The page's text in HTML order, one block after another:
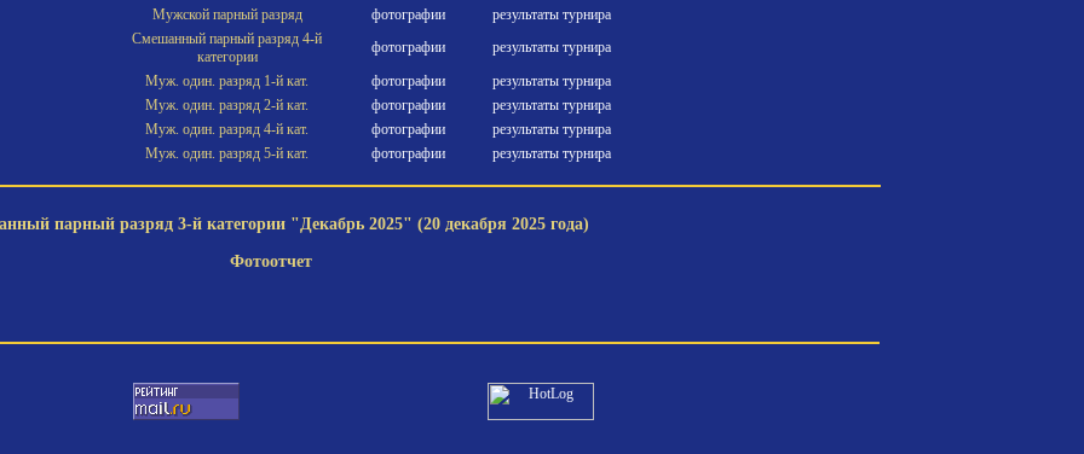
Мужской парный разряд
фотографии
результаты турнира
Смешанный парный разряд 4-й
категории
фотографии
результаты турнира
Муж. один. разряд 1-й кат.
фотографии
результаты турнира
Муж. один. разряд 2-й кат.
фотографии
результаты турнира
Муж. один. разряд 4-й кат.
фотографии
результаты турнира
Муж. один. разряд 5-й кат.
фотографии результаты турнира
парный разряд 3-й категории "Декабрь 2025" (20 декабря 2025 года)
Фотоотчет